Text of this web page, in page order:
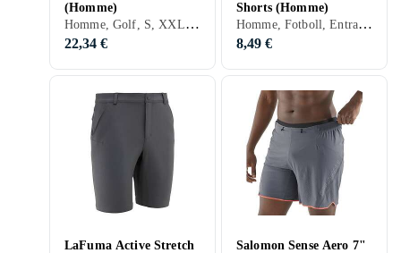
(Homme)
Homme, Golf, S, XXL, Noir, Blanc, Gris, Bleu, Vert
22,34 €
Shorts (Homme)
Homme, Fotboll, Entraînement & Fitness, S, M, L, XL, XXL, XS, XXS, Noir, Blanc, Gris, Turkos, Bleu, Rouge, Jaune, Vert
8,49 €
LaFuma Active Stretch
Salomon Sense Aero 7"